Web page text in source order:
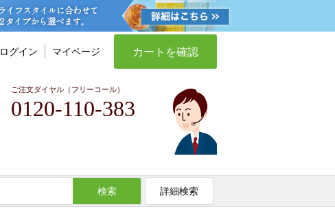
ログイン マイページ カートを確認
ご注文ダイヤル（フリーコール）
0120-110-383
検索 詳細検索